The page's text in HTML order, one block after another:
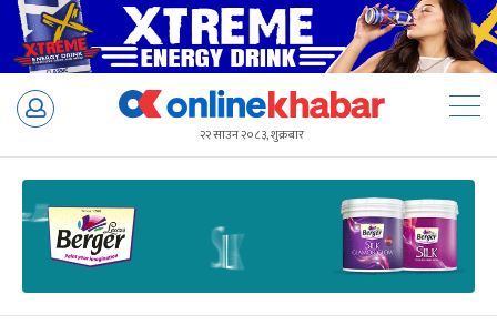
Skip
२२ साउन २०८३, शुक्रबार